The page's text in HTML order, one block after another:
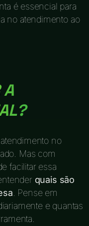
é essencial para
no atendimento ao
A
no
Mas com
facilitar essa
quais são
. Pense em
e quantas